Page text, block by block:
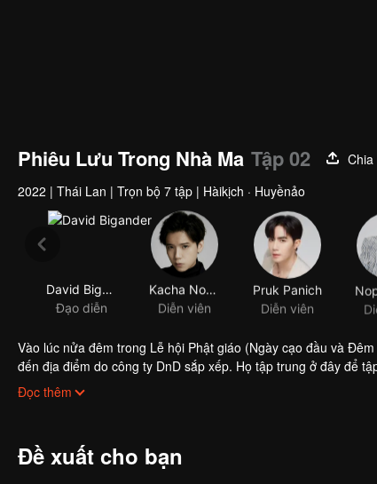
Phiêu Lưu Trong Nhà Ma Tập 02
Chia
2022 | Thái Lan | Trọn bộ 7 tập | Hàikịch · Huyềnảo
David Bigander
Đạo diễn
Kacha Nontanun Anchuleepradit
Diễn viên
Pruk Panich
Diễn viên
Vào lúc nửa đêm trong Lễ hội Phật giáo (Ngày cạo đầu và
đến địa điểm do công ty DnD sắp xếp. Họ tập trung ở đây để
ngờ rằng, tại căn phòng màu đỏ gạch này, họ đã gặp Rose,
ảnh bởi những bộ phim truyền hình và ngượng ngùng khi gặp
phiêu lưu mạo hiểm của mình để tìm hiểu xem những điều đã
Đọc thêm
Đề xuất cho bạn